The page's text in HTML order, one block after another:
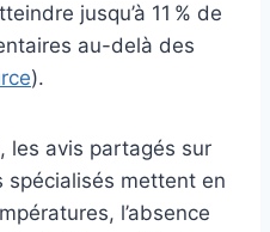
jusqu’à 11 % de
au-delà des
).
les avis partagés sur
spécialisés mettent en
l’absence